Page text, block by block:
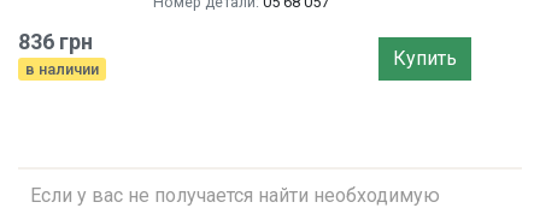
836 грн
в наличии Купить
Если у вас не получается найти необходимую